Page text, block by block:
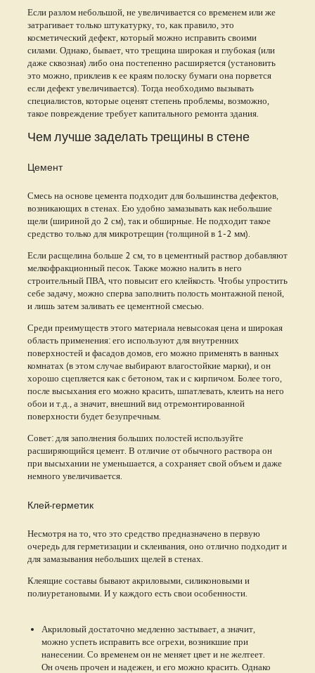
Если разлом небольшой, не увеличивается со временем или же
затрагивает только штукатурку, то, как правило, это
косметический дефект, который можно исправить своими
силами. Однако, бывает, что трещина широкая и глубокая (или
даже сквозная) либо она постепенно расширяется (установить
это можно, приклеив к ее краям полоску бумаги она порвется
если дефект увеличивается). Тогда необходимо вызывать
специалистов, которые оценят степень проблемы, возможно,
такое повреждение требует капитального ремонта здания.
Чем лучше заделать трещины в стене
Цемент
Смесь на основе цемента подходит для большинства дефектов,
возникающих в стенах. Ею удобно замазывать как небольшие
щели (шириной до 2 см), так и обширные. Не подходит такое
средство только для микротрещин (толщиной в 1-2 мм).
Если расщелина больше 2 см, то в цементный раствор добавляют
мелкофракционный песок. Также можно налить в него
строительный ПВА, что повысит его клейкость. Чтобы упростить
себе задачу, можно сперва заполнить полость монтажной пеной,
и лишь затем заливать ее цементной смесью.
Среди преимуществ этого материала невысокая цена и широкая
область применения: его используют для внутренних
поверхностей и фасадов домов, его можно применять в ванных
комнатах (в этом случае выбирают влагостойкие марки), и он
хорошо сцепляется как с бетоном, так и с кирпичом. Более того,
после высыхания его можно красить, шпатлевать, клеить на него
обои и т.д., а значит, внешний вид отремонтированной
поверхности будет безупречным.
Совет: для заполнения больших полостей используйте
расширяющийся цемент. В отличие от обычного раствора он
при высыхании не уменьшается, а сохраняет свой объем и даже
немного увеличивается.
Клей-герметик
Несмотря на то, что это средство предназначено в первую
очередь для герметизации и склеивания, оно отлично подходит и
для замазывания небольших щелей в стенах.
Клеящие составы бывают акриловыми, силиконовыми и
полиуретановыми. И у каждого есть свои особенности.
Акриловый достаточно медленно застывает, а значит,
можно успеть исправить все огрехи, возникшие при
нанесении. Со временем он не меняет цвет и не желтеет.
Он очень прочен и надежен, и его можно красить. Однако